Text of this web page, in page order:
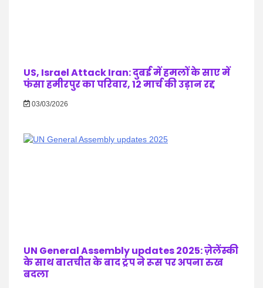
US, Israel Attack Iran: दुबई में हमलों के साए में
फंसा हमीरपुर का परिवार, 12 मार्च की उड़ान रद्द
03/03/2026
UN General Assembly updates 2025: ज़ेलेंस्की
के साथ बातचीत के बाद ट्रंप ने रूस पर अपना रुख
बदला